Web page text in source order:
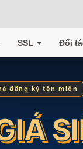
SSL Đối
đăng ký tên miền